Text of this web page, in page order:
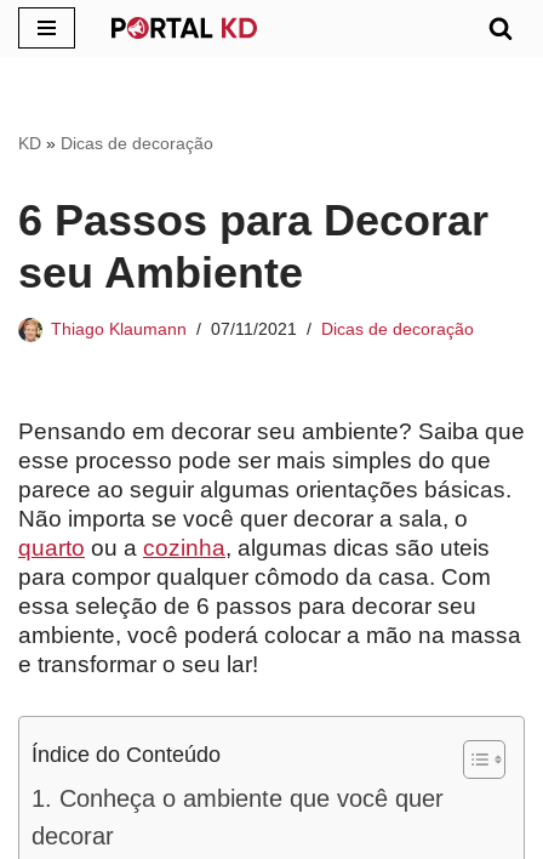
conteúdo
KD » Dicas de decoração
6 Passos para Decorar
seu Ambiente
Thiago Klaumann 07/11/2021 Dicas de decoração
Pensando em decorar seu ambiente? Saiba que
esse processo pode ser mais simples do que
parece ao seguir algumas orientações básicas.
Não importa se você quer decorar a sala, o
quarto ou a cozinha, algumas dicas são uteis
para compor qualquer cômodo da casa. Com
essa seleção de 6 passos para decorar seu
ambiente, você poderá colocar a mão na massa
e transformar o seu lar!
Índice do Conteúdo
1. Conheça o ambiente que você quer
decorar